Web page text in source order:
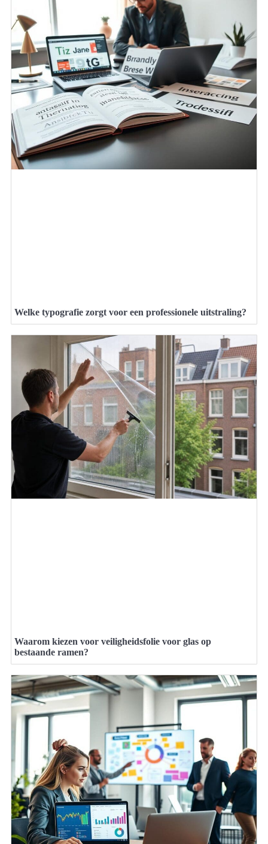
Welke typografie zorgt voor een professionele uitstraling?
Waarom kiezen voor veiligheidsfolie voor glas op
bestaande ramen?